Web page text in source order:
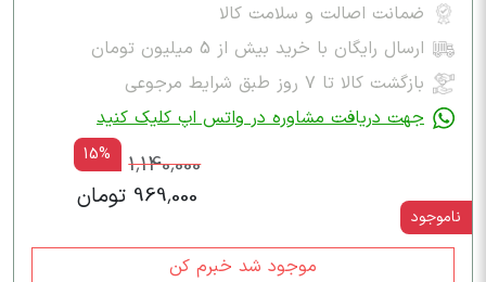
ضمانت اصالت و سلامت کالا
ارسال رایگان با خرید بیش از 5 میلیون تومان
بازگشت کالا تا ۷ روز طبق شرایط مرجوعی
جهت دریافت مشاوره در واتس اپ کلیک کنید
1,140,000
15%
969,000 تومان
ناموجود
موجود شد خبرم کن